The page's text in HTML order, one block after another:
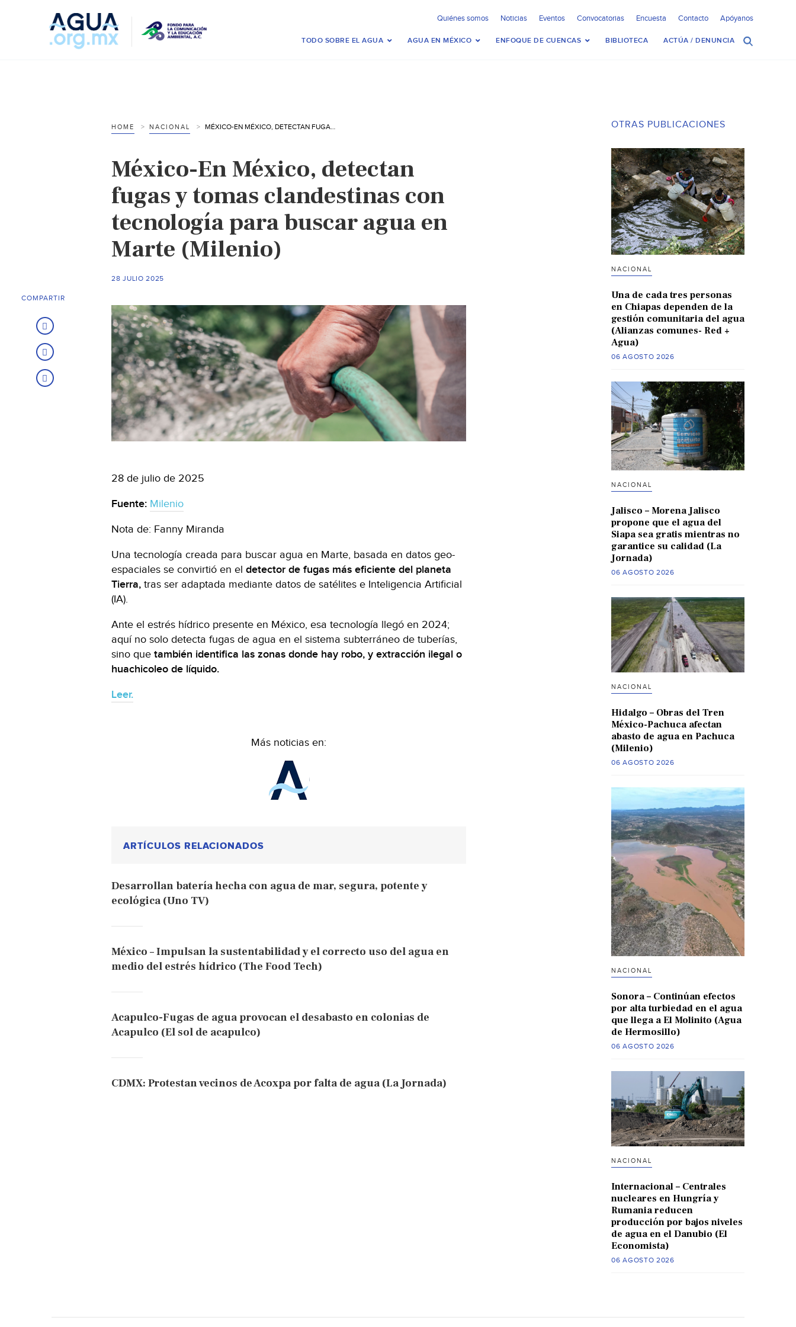
Quiénes somos Noticias Eventos Convocatorias Encuesta Contacto Apóyanos
TODO SOBRE EL AGUA AGUA EN MÉXICO ENFOQUE DE CUENCAS BIBLIOTECA ACTÚA / DENUNCIA
HOME NACIONAL MÉXICO-EN MÉXICO, DETECTAN FUGAS Y TOMAS CLANDESTINAS CON TECNOLOGÍA PARA BUSCAR AGUA EN MARTE (MILENIO)
México-En México, detectan
fugas y tomas clandestinas con
tecnología para buscar agua en
Marte (Milenio)
28 JULIO 2025
28 de julio de 2025
Fuente: Milenio
Nota de: Fanny Miranda
Una tecnología creada para buscar agua en Marte, basada en datos geo-
espaciales se convirtió en el detector de fugas más eficiente del planeta
Tierra, tras ser adaptada mediante datos de satélites e Inteligencia Artificial
(IA).
Ante el estrés hídrico presente en México, esa tecnología llegó en 2024;
aquí no solo detecta fugas de agua en el sistema subterráneo de tuberías,
sino que también identifica las zonas donde hay robo, y extracción ilegal o
huachicoleo de líquido.
Leer.
Más noticias en:
ARTÍCULOS RELACIONADOS
Desarrollan batería hecha con agua de mar, segura, potente y
ecológica (Uno TV)
México – Impulsan la sustentabilidad y el correcto uso del agua en
medio del estrés hídrico (The Food Tech)
Acapulco-Fugas de agua provocan el desabasto en colonias de
Acapulco (El sol de acapulco)
CDMX: Protestan vecinos de Acoxpa por falta de agua (La Jornada)
COMPARTIR
OTRAS PUBLICACIONES
NACIONAL
Una de cada tres personas
en Chiapas dependen de la
gestión comunitaria del agua
(Alianzas comunes- Red +
Agua)
06 AGOSTO 2026
NACIONAL
Jalisco – Morena Jalisco
propone que el agua del
Siapa sea gratis mientras no
garantice su calidad (La
Jornada)
06 AGOSTO 2026
NACIONAL
Hidalgo – Obras del Tren
México-Pachuca afectan
abasto de agua en Pachuca
(Milenio)
06 AGOSTO 2026
NACIONAL
Sonora – Continúan efectos
por alta turbiedad en el agua
que llega a El Molinito (Agua
de Hermosillo)
06 AGOSTO 2026
NACIONAL
Internacional – Centrales
nucleares en Hungría y
Rumania reducen
producción por bajos niveles
de agua en el Danubio (El
Economista)
06 AGOSTO 2026